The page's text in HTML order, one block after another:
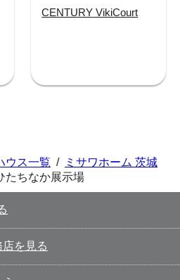
CENTURY VikiCourt
ウス一覧 /
ミサワホーム 茨城
たちなか展示場
を見る